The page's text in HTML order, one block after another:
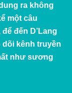
ra không
một câu
đến D’Lang
kênh truyền
như sương